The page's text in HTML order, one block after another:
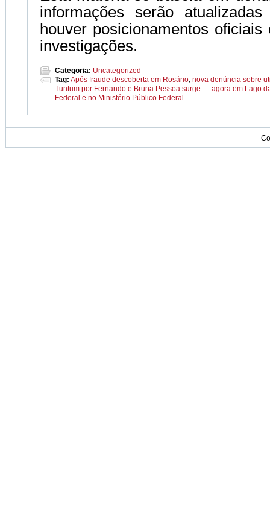
informações serão
houver posicionamentos
investigações.
Categoria: Uncategorized
Tag: Após fraude descoberta em Rosário, nova denúncia sobre
Tuntum por Fernando e Bruna Pessoa surge — agora em Lago
Federal e no Ministério Público Federal